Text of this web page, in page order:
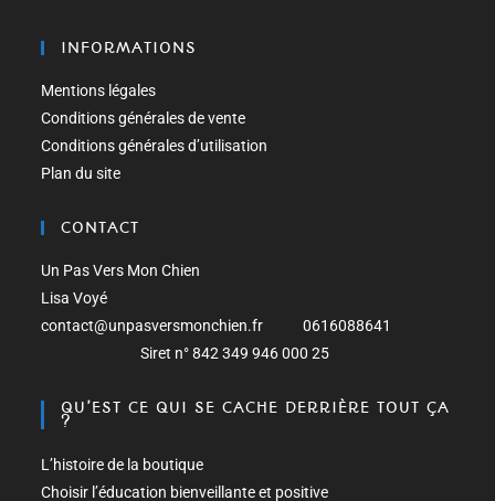
INFORMATIONS
Mentions légales
Conditions générales de vente
Conditions générales d’utilisation
Plan du site
CONTACT
Un Pas Vers Mon Chien
Lisa Voyé
contact@unpasversmonchien.fr 0616088641
Siret n° 842 349 946 000 25
QU’EST CE QUI SE CACHE DERRIÈRE TOUT ÇA
?
L’histoire de la boutique
Choisir l’éducation bienveillante et positive